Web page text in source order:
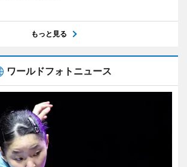
もっと見る
ワールドフォトニュース